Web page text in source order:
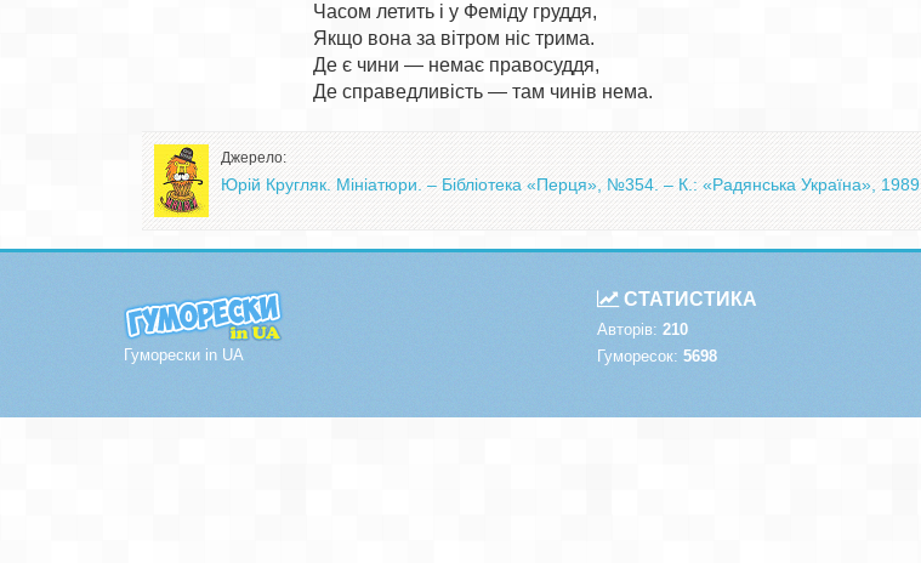
Часом летить і у Феміду груддя,
Якщо вона за вітром ніс трима.
Де є чини — немає правосуддя,
Джерело:
Юрій Кругляк. Мініатюри. – Бібліотека «Перця», №354. – К.: «Радянська Україна», 1989
Гуморески in UA
СТАТИСТИКА
Авторів: 210
Гуморесок: 5698